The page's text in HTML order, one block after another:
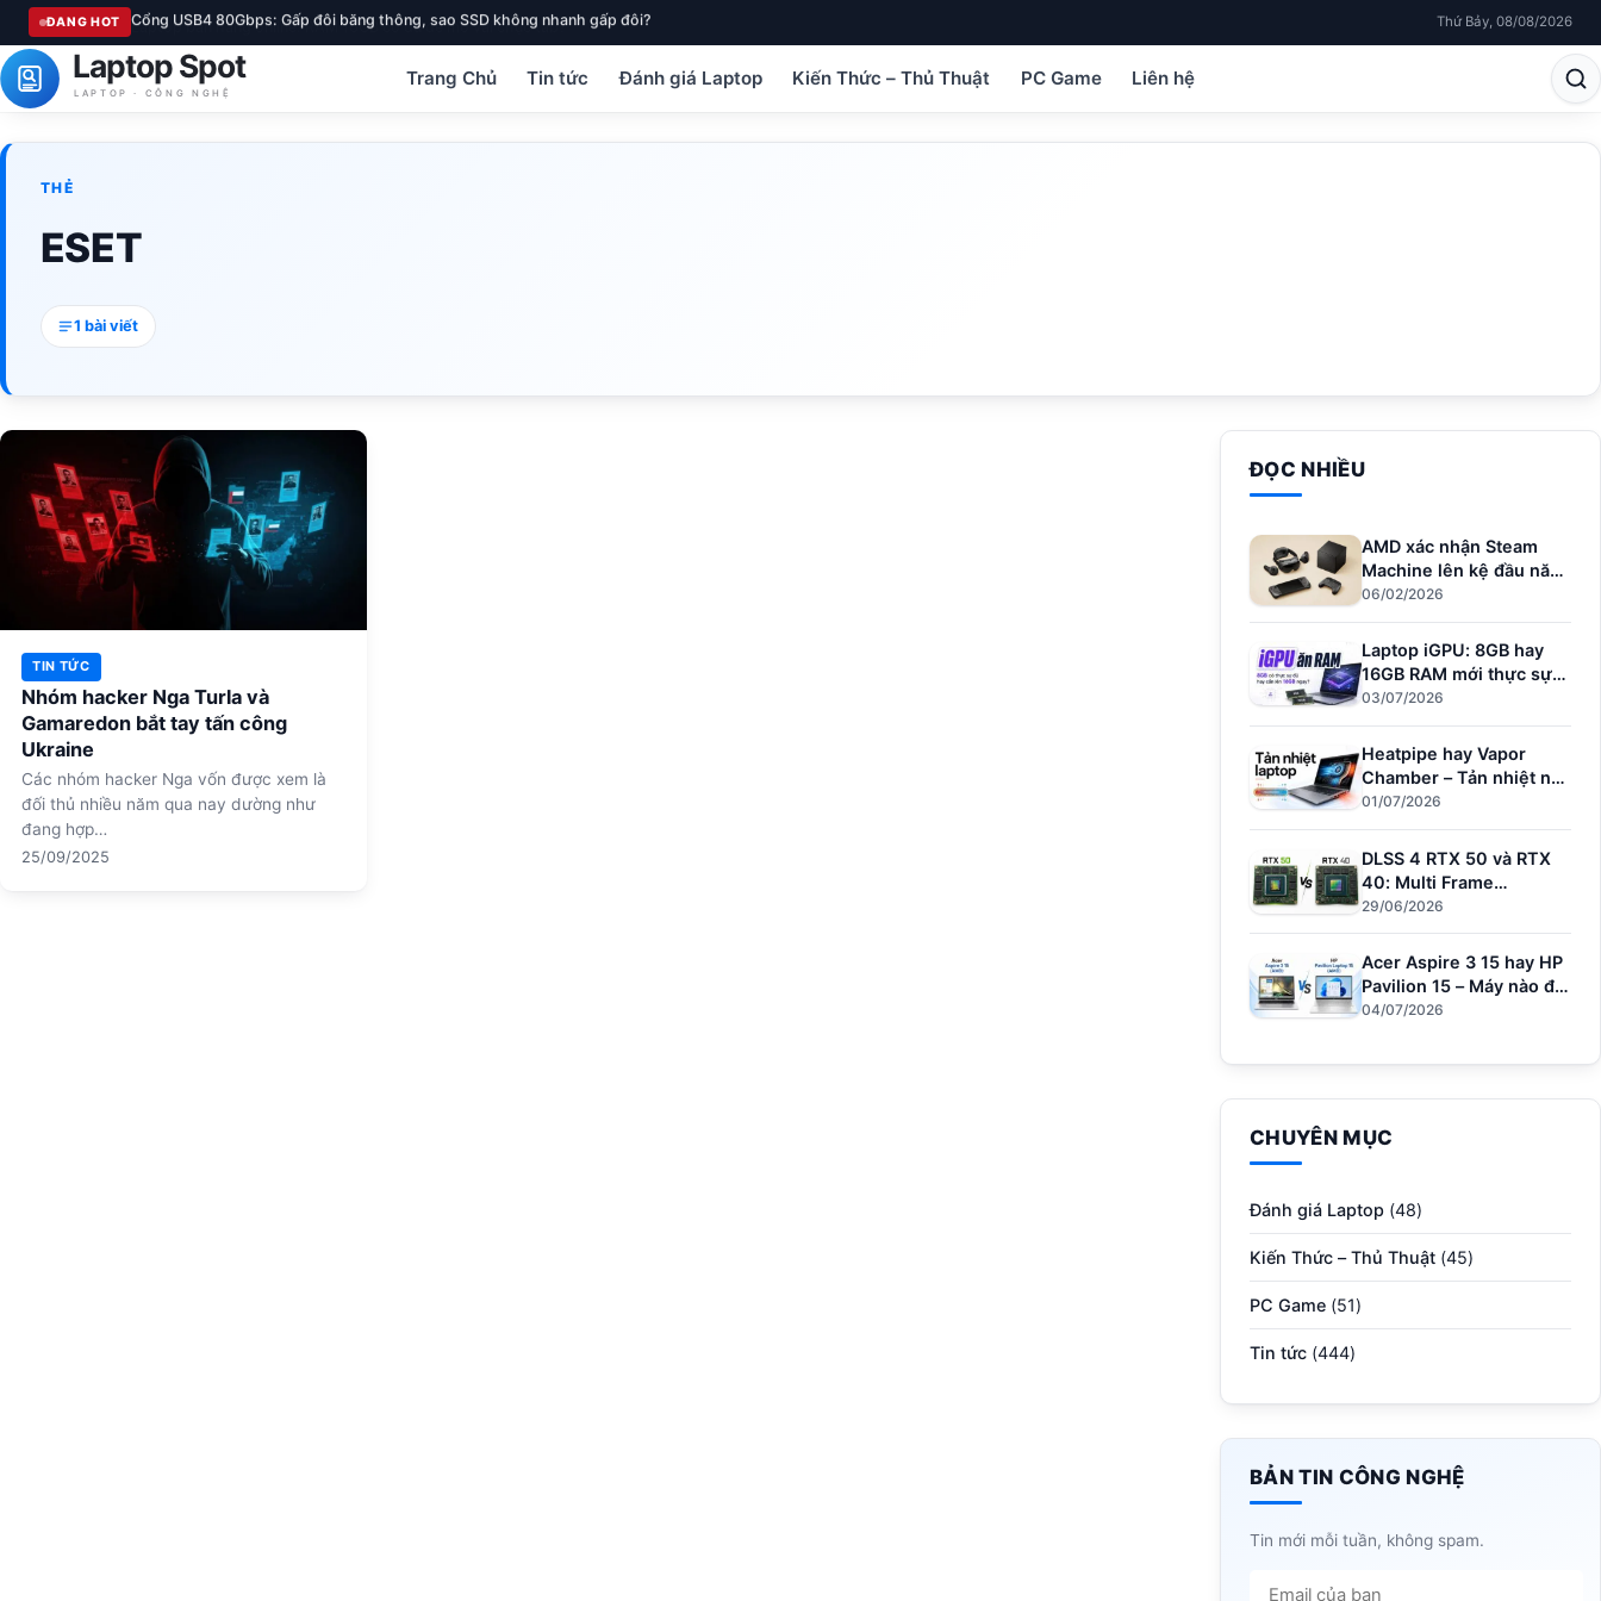
ĐANG HOT Cổng USB4 80Gbps: Gấp đôi băng thông, sao SSD không nhanh gấp đôi? Thứ Bảy, 08/08/2026
Laptop Spot
LAPTOP · CÔNG NGHỆ
Trang Chủ Tin tức Đánh giá Laptop Kiến Thức – Thủ Thuật PC Game Liên hệ
THẺ
ESET
1 bài viết
TIN TỨC
Nhóm hacker Nga Turla và
Gamaredon bắt tay tấn công
Ukraine
Các nhóm hacker Nga vốn được xem là
đối thủ nhiều năm qua nay dường như
đang hợp…
25/09/2025
ĐỌC NHIỀU
AMD xác nhận Steam
Machine lên kệ đầu năm
nay – Đối thủ mới của
PS5
06/02/2026
Laptop iGPU: 8GB hay
16GB RAM mới thực sự
đủ dùng?
03/07/2026
Heatpipe hay Vapor
Chamber – Tản nhiệt nào
giữ hiệu năng khi
Render?
01/07/2026
DLSS 4 RTX 50 và RTX
40: Multi Frame
Generation làm được gì?
29/06/2026
Acer Aspire 3 15 hay HP
Pavilion 15 – Máy nào đủ
sức cho người dùng văn
04/07/2026
CHUYÊN MỤC
Đánh giá Laptop (48)
Kiến Thức – Thủ Thuật (45)
PC Game (51)
Tin tức (444)
BẢN TIN CÔNG NGHỆ
Tin mới mỗi tuần, không spam.